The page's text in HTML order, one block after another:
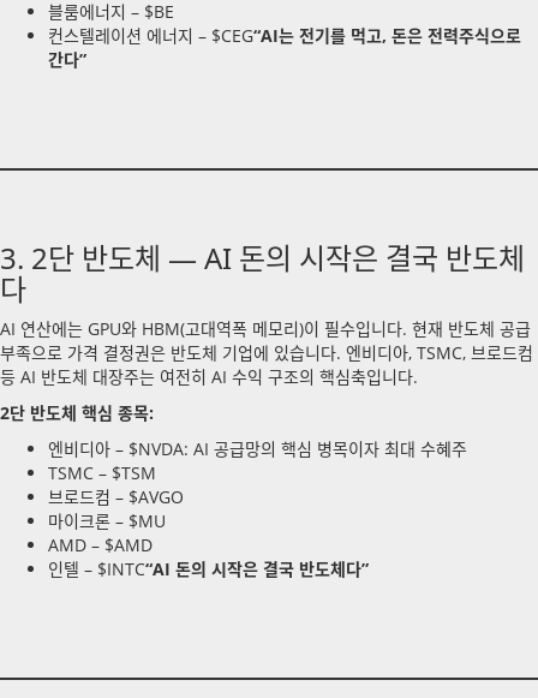
블룸에너지 – $BE
컨스텔레이션 에너지 – $CEG“AI는 전기를 먹고, 돈은 전력주식으로
간다”
3. 2단 반도체 — AI 돈의 시작은 결국 반도체
다
AI 연산에는 GPU와 HBM(고대역폭 메모리)이 필수입니다. 현재 반도체 공급
부족으로 가격 결정권은 반도체 기업에 있습니다. 엔비디아, TSMC, 브로드컴
등 AI 반도체 대장주는 여전히 AI 수익 구조의 핵심축입니다.
2단 반도체 핵심 종목:
엔비디아 – $NVDA: AI 공급망의 핵심 병목이자 최대 수혜주
TSMC – $TSM
브로드컴 – $AVGO
마이크론 – $MU
AMD – $AMD
인텔 – $INTC“AI 돈의 시작은 결국 반도체다”